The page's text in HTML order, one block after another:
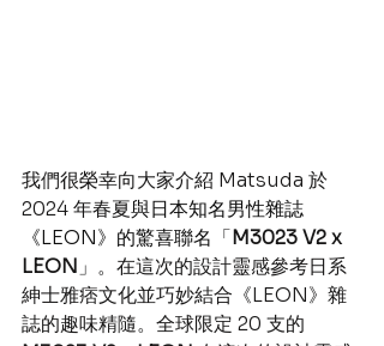
我們很榮幸向大家介紹 Matsuda 於
2024 年春夏與日本知名男性雜誌
《LEON》的驚喜聯名 「M3023 V2 x
LEON 」。在這次的設計靈感參考日系
紳士雅痞文化並巧妙結合《LEON》雜
誌的趣味精隨。全球限定 20 支的